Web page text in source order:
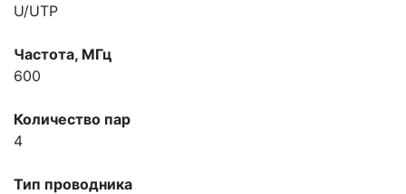
U/UTP
Частота, МГц
600
Количество пар
4
Тип проводника